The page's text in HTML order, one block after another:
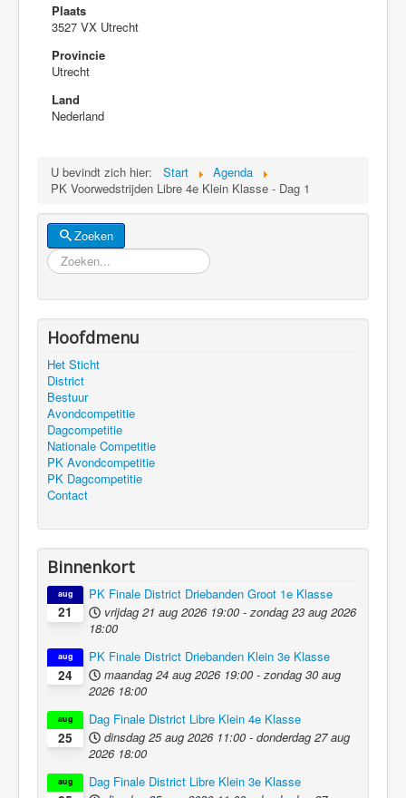
Plaats
3527 VX Utrecht
Provincie
Utrecht
Land
Nederland
U bevindt zich hier: Start
Agenda
PK Voorwedstrijden Libre 4e Klein Klasse - Dag 1
Zoeken
Zoeken
Hoofdmenu
Het Sticht
District
Bestuur
Avondcompetitie
Dagcompetitie
Nationale Competitie
PK Avondcompetitie
PK Dagcompetitie
Contact
Binnenkort
21
aug
PK Finale District Driebanden Groot 1e Klasse
vrijdag 21 aug 2026 19:00 - zondag 23 aug 2026
18:00
24
aug
PK Finale District Driebanden Klein 3e Klasse
maandag 24 aug 2026 19:00 - zondag 30 aug
2026 18:00
25
aug
Dag Finale District Libre Klein 4e Klasse
dinsdag 25 aug 2026 11:00 - donderdag 27 aug
2026 18:00
aug
Dag Finale District Libre Klein 3e Klasse